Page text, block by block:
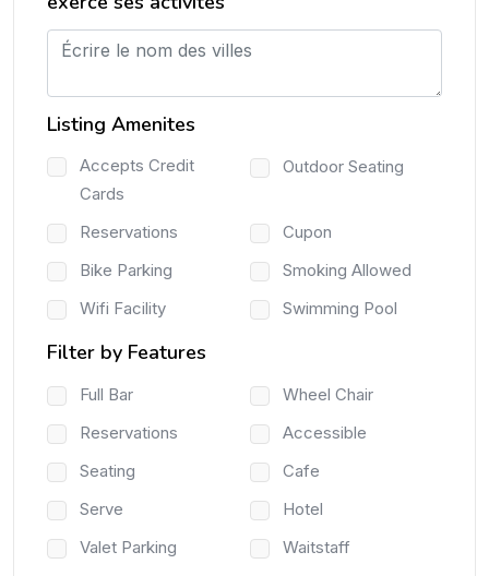
Listing Amenites
Accepts Credit
Cards
Outdoor Seating
Reservations
Cupon
Bike Parking
Smoking Allowed
Wifi Facility
Swimming Pool
Filter by Features
Full Bar
Wheel Chair
Reservations
Accessible
Seating
Cafe
Serve
Hotel
Valet Parking
Waitstaff